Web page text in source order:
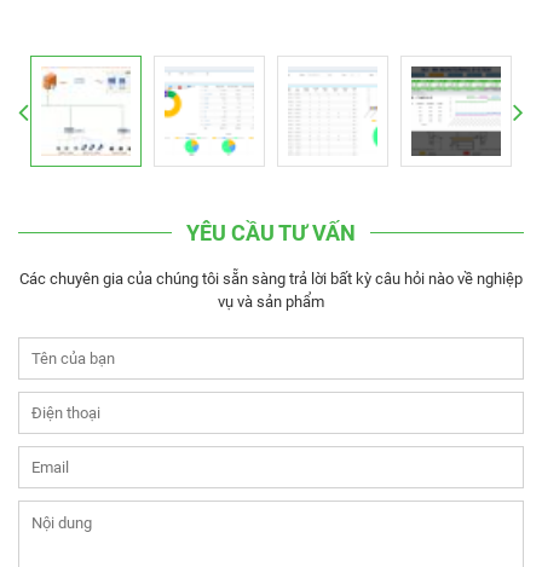
YÊU CẦU TƯ VẤN
Các chuyên gia của chúng tôi sẵn sàng trả lời bất kỳ câu hỏi nào về nghiệp
vụ và sản phẩm